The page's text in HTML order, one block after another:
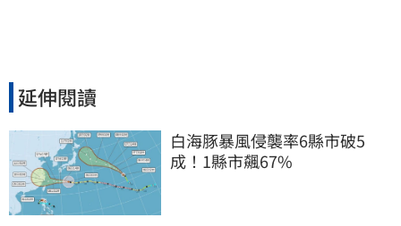
延伸閱讀
白海豚暴風侵襲率6縣市破5
成！1縣市飆67%